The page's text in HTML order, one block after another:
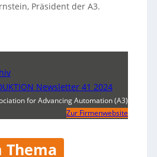
Präsident der A3.
Newsletter 41 2024
for Advancing Automation (A3)
Zur Firmenwebsite
Thema